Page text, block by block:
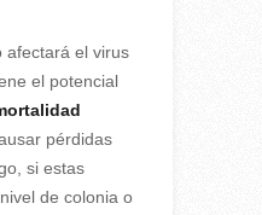
afectará el virus
el potencial
pérdidas
si estas
de colonia o